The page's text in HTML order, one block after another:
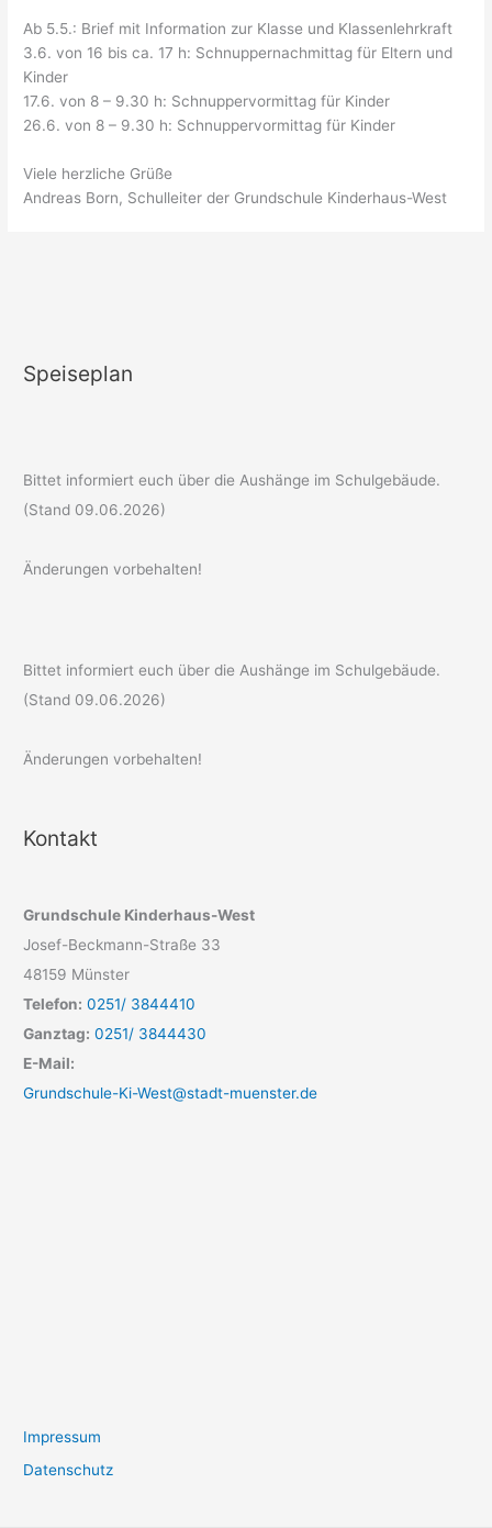
Ab 5.5.: Brief mit Information zur Klasse und Klassenlehrkraft
3.6. von 16 bis ca. 17 h: Schnuppernachmittag für Eltern und
Kinder
17.6. von 8 – 9.30 h: Schnuppervormittag für Kinder
26.6. von 8 – 9.30 h: Schnuppervormittag für Kinder
Viele herzliche Grüße
Andreas Born, Schulleiter der Grundschule Kinderhaus-West
Speiseplan
Bittet informiert euch über die Aushänge im Schulgebäude.
(Stand 09.06.2026)
Änderungen vorbehalten!
Bittet informiert euch über die Aushänge im Schulgebäude.
(Stand 09.06.2026)
Änderungen vorbehalten!
Kontakt
Grundschule Kinderhaus-West
Josef-Beckmann-Straße 33
48159 Münster
Telefon: 0251/ 3844410
Ganztag: 0251/ 3844430
E-Mail:
Grundschule-Ki-West@stadt-muenster.de
Impressum
Datenschutz